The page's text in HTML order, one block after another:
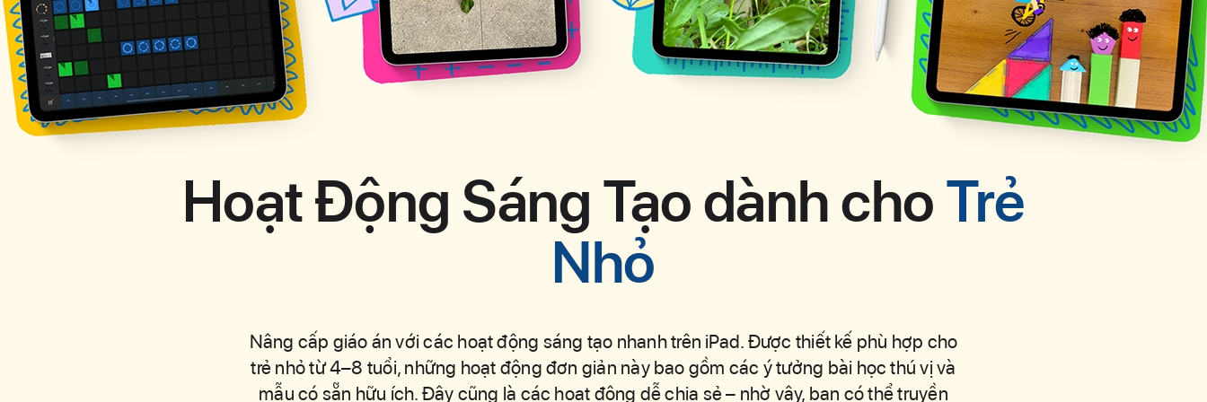
Hoạt Động Sáng Tạo dành cho Trẻ
Nhỏ
Hoạt Động Sáng Tạo dành choTrẻ
Nhỏ
Nâng cấp giáo án với các hoạt động sáng tạo nhanh trên iPad. Được thiết kế phù hợp cho
trẻ nhỏ từ 4–8 tuổi, những hoạt động đơn giản này bao gồm các ý tưởng bài học thú vị và
mẫu có sẵn hữu ích. Đây cũng là các hoạt động dễ chia sẻ – nhờ vậy, bạn có thể truyền